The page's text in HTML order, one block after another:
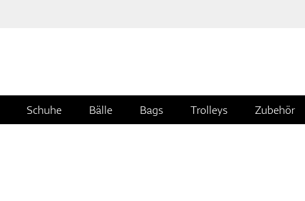
Schuhe Bälle Bags Trolleys Zubehör